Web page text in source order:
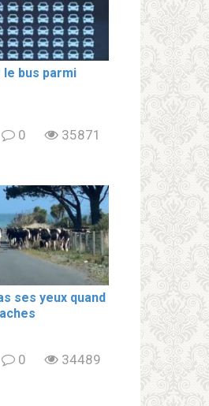
bus parmi
0
35871
ses yeux quand
0
34489